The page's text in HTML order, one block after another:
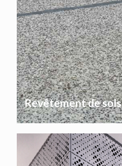
Revêtement de sols